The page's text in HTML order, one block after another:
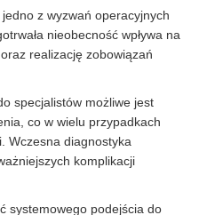
z wyzwań operacyjnych
nieobecność wpływa na
realizację zobowiązań
specjalistów możliwe jest
co w wielu przypadkach
Wczesna diagnostyka
komplikacji
systemowego podejścia do